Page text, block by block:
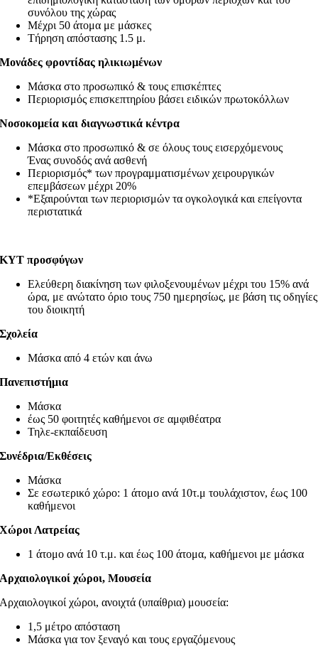
συνόλου της χώρας
Μέχρι 50 άτομα με μάσκες
Τήρηση απόστασης 1.5 μ.
Μονάδες φροντίδας ηλικιωμένων
Μάσκα στο προσωπικό & τους επισκέπτες
Περιορισμός επισκεπτηρίου βάσει ειδικών πρωτοκόλλων
Νοσοκομεία και διαγνωστικά κέντρα
Μάσκα στο προσωπικό & σε όλους τους εισερχόμενους
Ένας συνοδός ανά ασθενή
Περιορισμός* των προγραμματισμένων χειρουργικών
επεμβάσεων μέχρι 20%
*Εξαιρούνται των περιορισμών τα ογκολογικά και επείγοντα
περιστατικά
ΚΥΤ προσφύγων
Ελεύθερη διακίνηση των φιλοξενουμένων μέχρι του 15% ανά
ώρα, με ανώτατο όριο τους 750 ημερησίως, με βάση τις οδηγίες
του διοικητή
Σχολεία
Μάσκα από 4 ετών και άνω
Πανεπιστήμια
Μάσκα
έως 50 φοιτητές καθήμενοι σε αμφιθέατρα
Τηλε-εκπαίδευση
Συνέδρια/Εκθέσεις
Μάσκα
Σε εσωτερικό χώρο: 1 άτομο ανά 10τ.μ τουλάχιστον, έως 100
καθήμενοι
Χώροι Λατρείας
1 άτομο ανά 10 τ.μ. και έως 100 άτομα, καθήμενοι με μάσκα
Αρχαιολογικοί χώροι, Μουσεία
Αρχαιολογικοί χώροι, ανοιχτά (υπαίθρια) μουσεία:
1,5 μέτρο απόσταση
Μάσκα για τον ξεναγό και τους εργαζόμενους